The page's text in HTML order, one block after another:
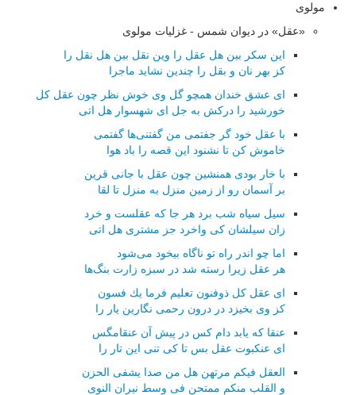
مولوی
«عقل» در دیوان شمس - غزلیات مولوی
این سكر بین هل عقل را وین نقل بین هل نقل را
كز بهر نان و بقل را چندین نشاید ماجرا
ای عشق خندان همچو گل وی خوش نظر چون عقل كل
خورشید را دركش به جل ای شهسوار هل اتی
با عقل خود گر جفتمی من گفتنی‌ها گفتمی
خاموش كن تا نشنود این قصه را باد هوا
با خار بودی همنشین چون عقل با جانی قرین
بر آسمان رو از زمین منزل به منزل تا لقا
سیل سیاه شب برد هر جا كه عقلست و خرد
زان سیلشان كی واخرد جز مشتری هل اتی
اما چو اندر راه تو ناگاه بیخود می‌شود
هر عقل زیرا رسته شد در سبزه زارت بنگ‌ها
ای عقل كل ذوفنون تعلیم فرما یك فسون
كز وی بخیزد در درون رحمی نگارین یار را
عنقا كه یابد دام كس در پیش آن عنقامگس
ای عنكبوت عقل بس تا كی تنی این تار را
العقل فیكم مرتهن هل من صدا یشفی الحزن
و القلب منكم ممتحن فی وسط نیران النوی